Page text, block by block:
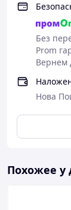
Без
Prom
Вернем
Нова
Похожее у